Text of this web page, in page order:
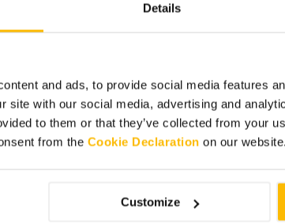
Details
and ads, to provide social media features
site with our social media, advertising and
to them or that they’ve collected from your
from the Cookie Declaration on our website.
Customize
、短時間で済ませるかテイク
のが定番の注文です。ベジタ